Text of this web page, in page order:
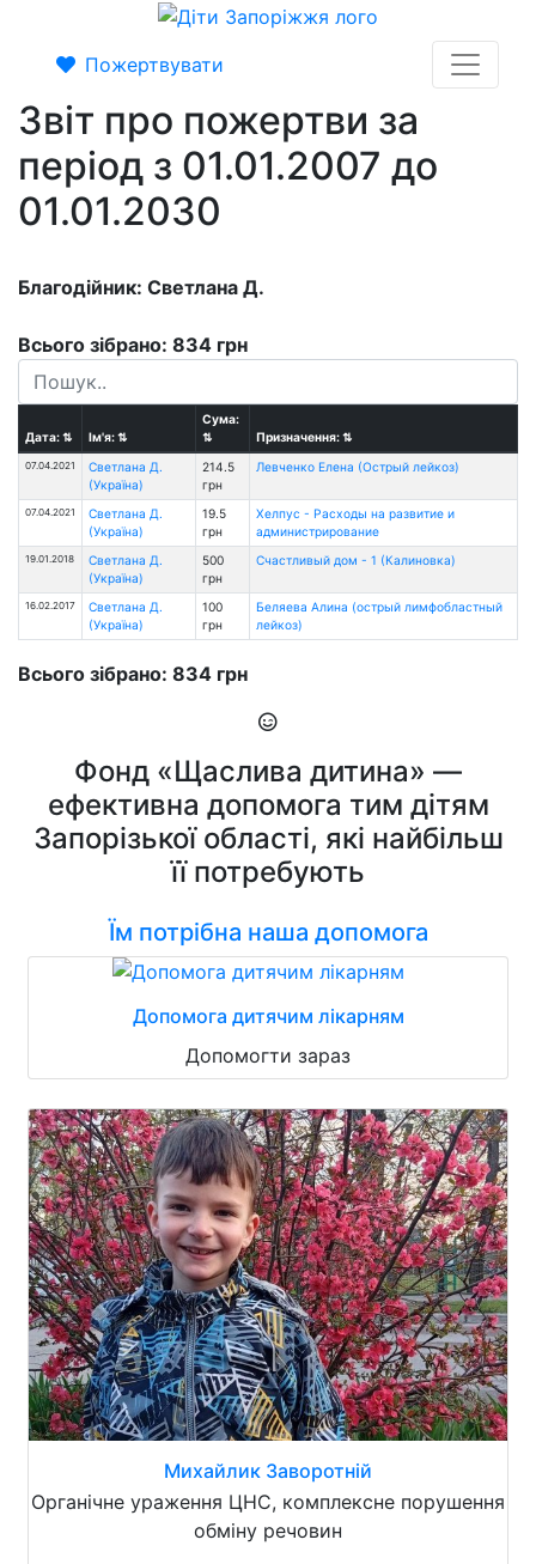
Пожертвувати
Звіт про пожертви за
період з 01.01.2007 до
01.01.2030
Благодійник: Светлана Д.
Всього зібрано: 834 грн
Дата:⇅ Ім'я:⇅
Сума:
⇅
Призначення:⇅
07.04.2021
Светлана Д.
(Україна)
214.5
грн
Левченко Елена (Острый лейкоз)
07.04.2021
Светлана Д.
(Україна)
19.5
грн
Хелпус - Расходы на развитие и
администрирование
19.01.2018
Светлана Д.
(Україна)
500
грн
Счастливый дом - 1 (Калиновка)
16.02.2017
Светлана Д.
(Україна)
100
грн
Беляева Алина (острый лимфобластный
лейкоз)
Всього зібрано: 834 грн
Фонд «Щаслива дитина» —
ефективна допомога тим дітям
Запорізької області, які найбільш
її потребують
Їм потрібна наша допомога
Допомога дитячим лікарням
Допомогти зараз
Михайлик Заворотній
Органічне ураження ЦНС, комплексне порушення
обміну речовин